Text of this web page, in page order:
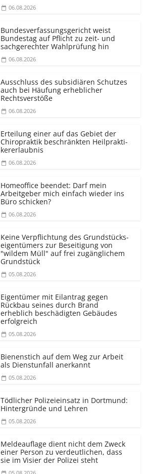
06.08.2026
Bundesver­fassungsgericht weist
Bundestag auf Pflicht zu zeit- und
sachgerechter Wahlprüfung hin
06.08.2026
Ausschluss des subsidiären Schutzes
auch bei Häufung erheblicher
Rechtsverstöße
06.08.2026
Erteilung einer auf das Gebiet der
Chiropraktik beschränkten Heilprakti­
kererlaubnis
06.08.2026
Homeoffice beendet: Darf mein
Arbeitgeber mich einfach wieder ins
Büro schicken?
06.08.2026
Keine Verpflichtung des Grundstücks­
eigentümers zur Beseitigung von
"wildem Müll" auf frei zugänglichem
Grundstück
05.08.2026
Eigentümer mit Eilantrag gegen
Rückbau seines durch Brand
erheblich beschädigten Gebäudes
erfolgreich
05.08.2026
Bienenstich auf dem Weg zur Arbeit
als Dienstunfall anerkannt
05.08.2026
Tödlicher Polizeieinsatz in Dortmund:
Hintergründe und Lehren
05.08.2026
Meldeauflage dient nicht dem Zweck
einer Person zu verdeutlichen, dass
sie im Visier der Polizei steht